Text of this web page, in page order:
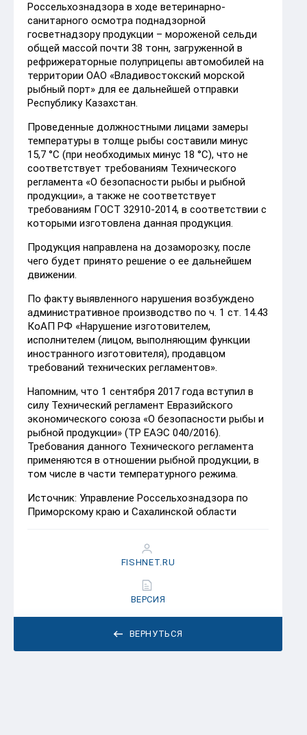
Россельхознадзора в ходе ветеринарно-
санитарного осмотра поднадзорной
госветнадзору продукции – мороженой сельди
общей массой почти 38 тонн, загруженной в
рефрижераторные полуприцепы автомобилей на
территории ОАО «Владивостокский морской
рыбный порт» для ее дальнейшей отправки
Республику Казахстан.
Проведенные должностными лицами замеры
температуры в толще рыбы составили минус
15,7 °С (при необходимых минус 18 °С), что не
соответствует требованиям Технического
регламента «О безопасности рыбы и рыбной
продукции», а также не соответствует
требованиям ГОСТ 32910-2014, в соответствии с
которыми изготовлена данная продукция.
Продукция направлена на дозаморозку, после
чего будет принято решение о ее дальнейшем
движении.
По факту выявленного нарушения возбуждено
административное производство по ч. 1 ст. 14.43
КоАП РФ «Нарушение изготовителем,
исполнителем (лицом, выполняющим функции
иностранного изготовителя), продавцом
требований технических регламентов».
Напомним, что 1 сентября 2017 года вступил в
силу Технический регламент Евразийского
экономического союза «О безопасности рыбы и
рыбной продукции» (ТР ЕАЭС 040/2016).
Требования данного Технического регламента
применяются в отношении рыбной продукции, в
том числе в части температурного режима.
Источник: Управление Россельхознадзора по
Приморскому краю и Сахалинской области
ВЕРНУТЬСЯ
FISHNET.RU
ВЕРСИЯ